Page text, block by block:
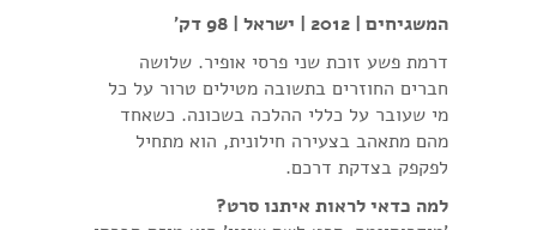
המשגיחים | 2012 | ישראל | 98 דק'
דרמת פשע זוכת שני פרסי אופיר. שלושה
חברים החוזרים בתשובה מטילים טרור על כל
מי שעובר על כללי ההלכה בשכונה. כשאחד
מהם מתאהב בצעירה חילונית, הוא מתחיל
לפקפק בצדקת דרכם.
למה כדאי לראות איתנו סרט?